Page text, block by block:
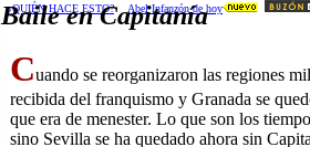
¿QUIÉN HACE ESTO? Abel Infanzón de hoy
Baile en Capitanía
Cuando se reorganizaron las regiones
recibida del franquismo y Granada se
que era de menester. Lo que son los
sino Sevilla se ha quedado ahora sin